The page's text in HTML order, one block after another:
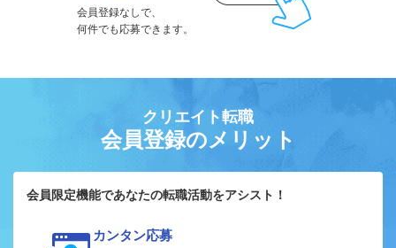
会員登録なしで、
何件でも応募できます。
クリエイト転職
会員登録のメリット
会員限定機能であなたの転職活動をアシスト！
カンタン応募